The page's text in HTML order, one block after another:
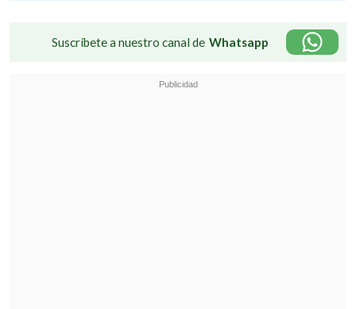
Suscríbete a nuestro canal de Whatsapp